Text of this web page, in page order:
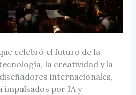
celebró el futuro de la
la creatividad y la
internacionales,
impulsados por IA y